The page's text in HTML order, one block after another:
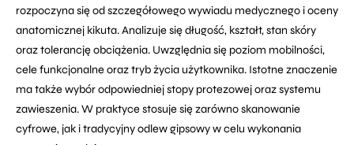
rozpoczyna się od szczegółowego wywiadu medycznego i oceny
anatomicznej kikuta. Analizuje się długość, kształt, stan skóry
oraz tolerancję obciążenia. Uwzględnia się poziom mobilności,
cele funkcjonalne oraz tryb życia użytkownika. Istotne znaczenie
ma także wybór odpowiedniej stopy protezowej oraz systemu
zawieszenia. W praktyce stosuje się zarówno skanowanie
cyfrowe, jak i tradycyjny odlew gipsowy w celu wykonania